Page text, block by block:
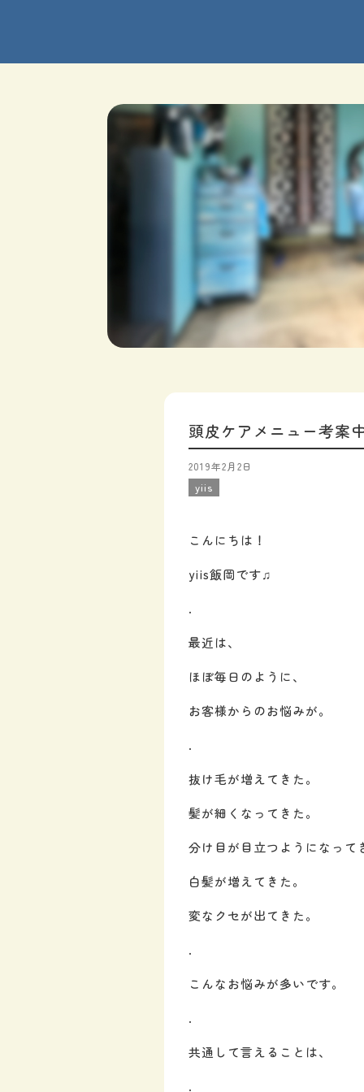
頭皮ケアメニュー考案
2019年2月2日
yiis
こんにちは！
yiis飯岡です♫
.
最近は、
ほぼ毎日のように、
お客様からのお悩みが。
.
抜け毛が増えてきた。
髪が細くなってきた。
分け目が目立つようになって
白髪が増えてきた。
変なクセが出てきた。
.
こんなお悩みが多いです。
.
共通して言えることは、
.